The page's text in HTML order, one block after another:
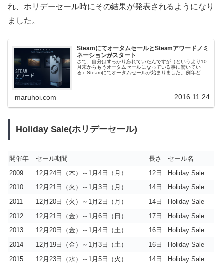
れ、ホリデーセール時にその結果が発表されるようになり
ました。
SteamにてオータムセールとSteamアワードノミ
ネーションがスタート
さて、自分はすっかり忘れていたんですが（というより10
月末からもうオータムセールになっている事に驚いてい
る）Steamにてオータムセールが始まりました。例年どお
maruhoi.com 2016.11.24
Holiday Sale(ホリデーセール)
開催年 セール期間 長さ
セール名
2009
12月24日（木）～1月4日（月） 12日
Holiday Sale
2010
12月21日（火）～1月3日（月） 14日
Holiday Sale
2011
12月20日（火）～1月2日（月） 14日
Holiday Sale
2012
12月21日（金）～1月6日（日） 17日
Holiday Sale
2013
12月20日（金）～1月4日（土） 16日
Holiday Sale
2014
12月19日（金）～1月3日（土） 16日
Holiday Sale
2015
12月23日（水）～1月5日（火） 14日
Holiday Sale